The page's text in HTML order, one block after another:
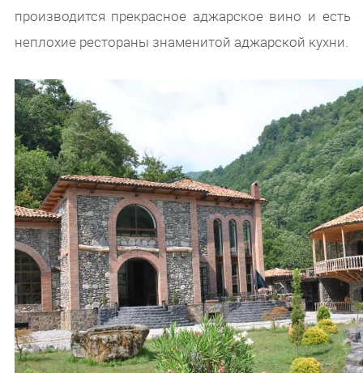
производится прекрасное аджарское вино и есть
неплохие рестораны знаменитой аджарской кухни.